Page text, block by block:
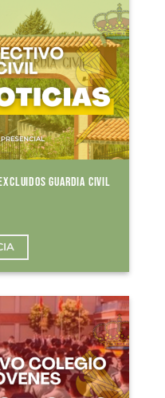
GUARDIA CIVIL